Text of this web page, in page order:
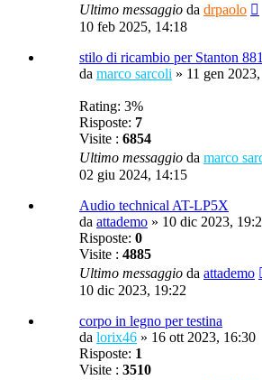
Ultimo messaggio da drpaolo
10 feb 2025, 14:18
stilo di ricambio per Stanton
da marco sarcoli » 11 gen
Rating: 3%
Risposte: 7
Visite : 6854
Ultimo messaggio da marco
02 giu 2024, 14:15
Audio technical AT-LP5X
da attademo » 10 dic 2023,
Risposte: 0
Visite : 4885
Ultimo messaggio da attademo
10 dic 2023, 19:22
corpo in legno per testina
da lorix46 » 16 ott 2023, 16:30
Risposte: 1
Visite : 3510